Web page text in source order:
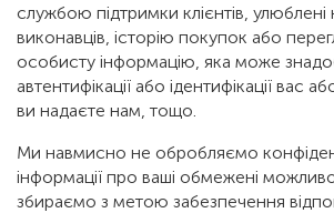
службою підтримки клієнтів,
виконавців, історію покупок або
особисту інформацію, яка може
автентифікації або ідентифікації вас
ви надаєте нам, тощо.
Ми навмисно не обробляємо
інформації про ваші обмежені
збираємо з метою забезпечення